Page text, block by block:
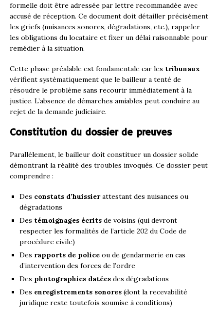
formelle doit être adressée par lettre recommandée avec
accusé de réception. Ce document doit détailler précisément
les griefs (nuisances sonores, dégradations, etc.), rappeler
les obligations du locataire et fixer un délai raisonnable pour
remédier à la situation.
Cette phase préalable est fondamentale car les tribunaux
vérifient systématiquement que le bailleur a tenté de
résoudre le problème sans recourir immédiatement à la
justice. L’absence de démarches amiables peut conduire au
rejet de la demande judiciaire.
Constitution du dossier de preuves
Parallèlement, le bailleur doit constituer un dossier solide
démontrant la réalité des troubles invoqués. Ce dossier peut
comprendre :
Des constats d’huissierattestant des nuisances ou
dégradations
Des témoignages écrits de voisins (qui devront
respecter les formalités de l’article 202 du Code de
procédure civile)
Des rapports de police ou de gendarmerie en cas
d’intervention des forces de l’ordre
Des photographies datées des dégradations
Des enregistrements sonores (dont la recevabilité
juridique reste toutefois soumise à conditions)